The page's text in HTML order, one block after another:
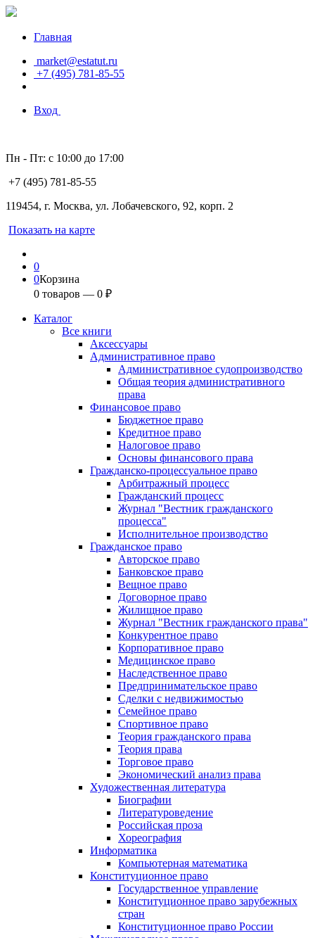
Главная
market@estatut.ru
+7 (495) 781-85-55
Вход
Пн - Пт: с 10:00 до 17:00
+7 (495) 781-85-55
119454, г. Москва, ул. Лобачевского, 92, корп. 2
Показать на карте
0
0Корзина
0 товаров — 0 ₽
Каталог
Все книги
Аксессуары
Административное право
Административное судопроизводство
Общая теория административного
права
Финансовое право
Бюджетное право
Кредитное право
Налоговое право
Основы финансового права
Гражданско-процессуальное право
Арбитражный процесс
Гражданский процесс
Журнал "Вестник гражданского
процесса"
Исполнительное производство
Гражданское право
Авторское право
Банковское право
Вещное право
Договорное право
Жилищное право
Журнал "Вестник гражданского права"
Конкурентное право
Корпоративное право
Медицинское право
Наследственное право
Предпринимательское право
Сделки с недвижимостью
Семейное право
Спортивное право
Теория гражданского права
Теория права
Торговое право
Экономический анализ права
Художественная литература
Биографии
Литературоведение
Российская проза
Хореография
Информатика
Компьютерная математика
Конституционное право
Государственное управление
Конституционное право зарубежных
стран
Конституционное право России